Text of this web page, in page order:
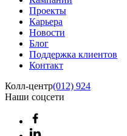
Проекты
Карьера
Новости
Блог
Поддержка клиентов
Контакт
Колл-центр(012) 924
Наши соцсети